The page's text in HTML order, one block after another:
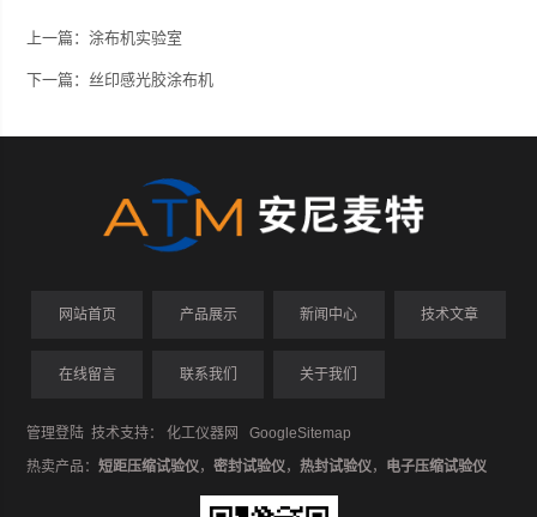
上一篇：涂布机实验室
下一篇： 丝印感光胶涂布机
网站首页 产品展示 新闻中心 技术文章
在线留言 联系我们 关于我们
管理登陆 技术支持：化工仪器网
GoogleSitemap
热卖产品：短距压缩试验仪，密封试验仪，热封试验仪， 电子压缩试验仪